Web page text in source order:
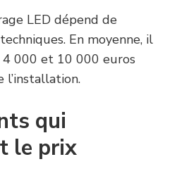
LED dépend de
En moyenne, il
000 et 10 000 euros
l’installation.
qui
le prix